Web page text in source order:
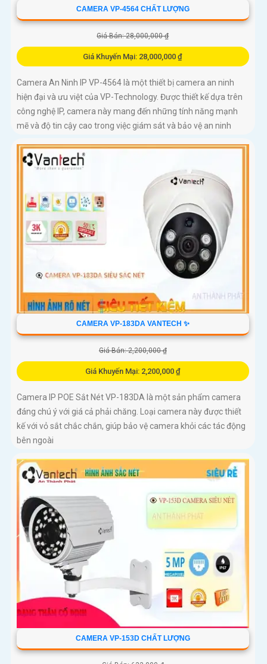
CAMERA VP-4564 CHẤT LƯỢNG
Giá Bán: 28,000,000 ₫
Giá Khuyến Mại: 28,000,000 ₫
Camera An Ninh IP VP-4564 là một thiết bị camera an ninh
hiện đại và ưu việt của VP-Technology. Được thiết kế dựa trên
công nghệ IP, camera này mang đến những tính năng mạnh
mẽ và độ tin cậy cao trong việc giám sát và bảo vệ an ninh
CAMERA VP-183DA VANTECH ✨
Giá Bán: 2,200,000 ₫
Giá Khuyến Mại: 2,200,000 ₫
Camera IP POE Sắt Nét VP-183DA là một sản phẩm camera
đáng chú ý với giá cả phải chăng. Loại camera này được thiết
kế với vỏ sắt chắc chắn, giúp bảo vệ camera khỏi các tác động
bên ngoài
CAMERA VP-153D CHẤT LƯỢNG